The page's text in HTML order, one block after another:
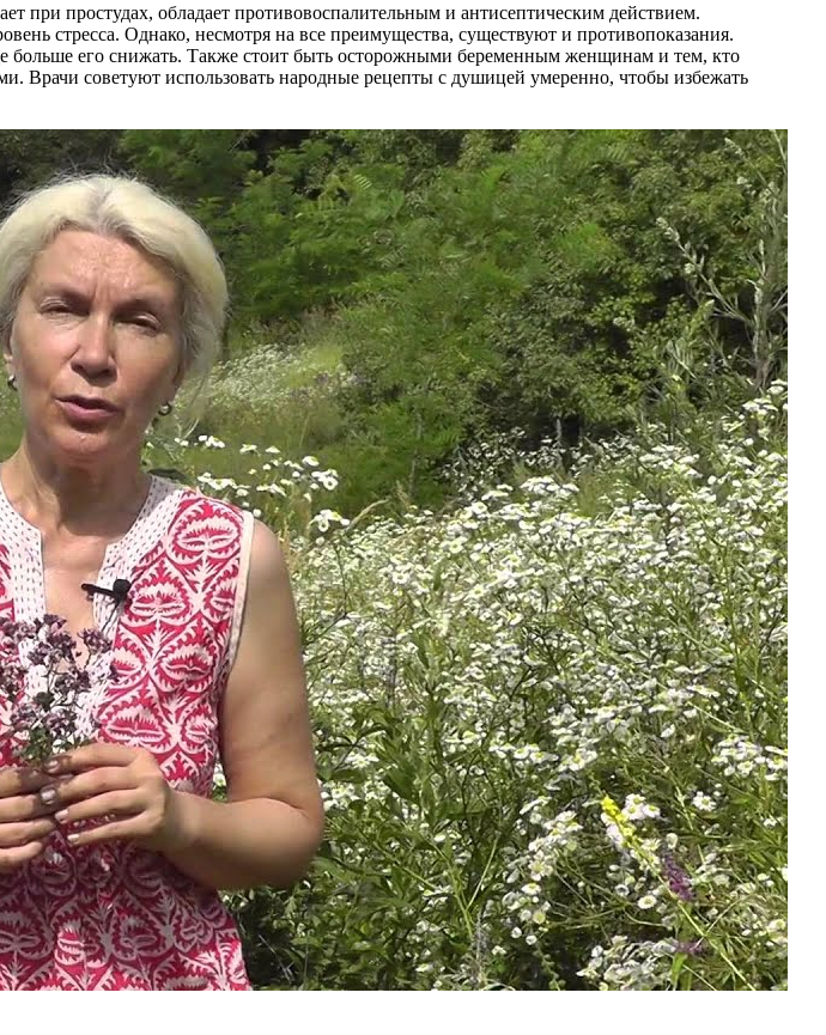
при простудах, обладает противовоспалительным и антисептическим действием.
стресса. Однако, несмотря на все преимущества, существуют и противопоказания.
его снижать. Также стоит быть осторожными беременным женщинам и тем, кто
Врачи советуют использовать народные рецепты с душицей умеренно, чтобы избежать